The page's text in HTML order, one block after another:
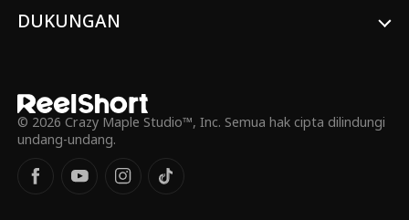
DUKUNGAN
© 2026 Crazy Maple Studio™, Inc. Semua hak cipta dilindungi
undang-undang.